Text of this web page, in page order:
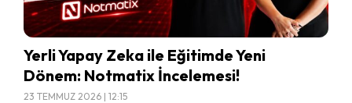
Yerli Yapay Zeka ile Eğitimde Yeni
Dönem: Notmatix İncelemesi!
23 TEMMUZ 2026 | 12:15